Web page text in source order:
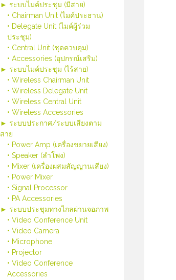
► ระบบไมค์ประชุม (มีสาย)
• Chairman Unit (ไมค์ประธาน)
• Delegate Unit (ไมค์ผู้ร่วม
ประชุม)
• Central Unit (ชุดควบคุม)
• Accessories (อุปกรณ์เสริม)
► ระบบไมค์ประชุม (ไร้สาย)
• Wireless Chairman Unit
• Wireless Delegate Unit
• Wireless Central Unit
• Wireless Accessories
► ระบบประกาศ/ระบบเสียงตาม
สาย
• Power Amp (เครื่องขยายเสียง)
• Speaker (ลำโพง)
• Mixer (เครื่องผสมสัญญานเสียง)
• Power Mixer
• Signal Processor
• PA Accessories
► ระบบประชุมทางไกลผ่านจอภาพ
• Video Conference Unit
• Video Camera
• Microphone
• Projector
• Video Conference
Accessories